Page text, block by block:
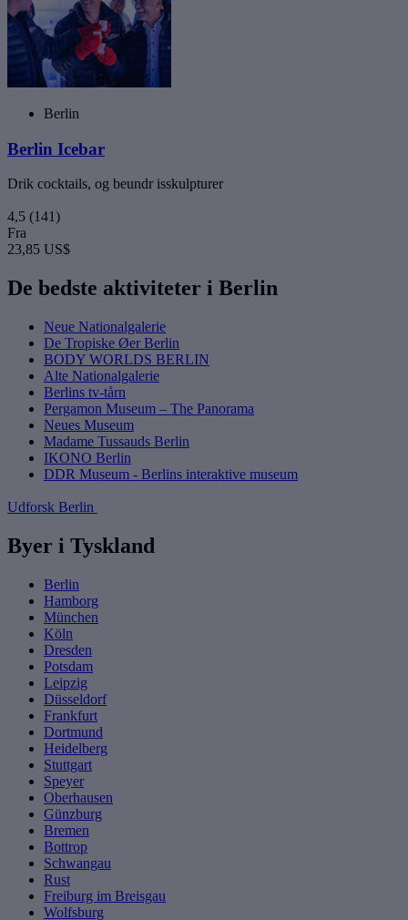
Berlin
Berlin Icebar
Drik cocktails, og beundr isskulpturer
4,5 (141)
Fra
23,85 US$
De bedste aktiviteter i Berlin
Neue Nationalgalerie
De Tropiske Øer Berlin
BODY WORLDS BERLIN
Alte Nationalgalerie
Berlins tv-tårn
Pergamon Museum – The Panorama
Neues Museum
Madame Tussauds Berlin
IKONO Berlin
DDR Museum - Berlins interaktive museum
Udforsk Berlin
Byer i Tyskland
Berlin
Hamborg
München
Köln
Dresden
Potsdam
Leipzig
Düsseldorf
Frankfurt
Dortmund
Heidelberg
Stuttgart
Speyer
Oberhausen
Günzburg
Bremen
Bottrop
Schwangau
Rust
Freiburg im Breisgau
Wolfsburg